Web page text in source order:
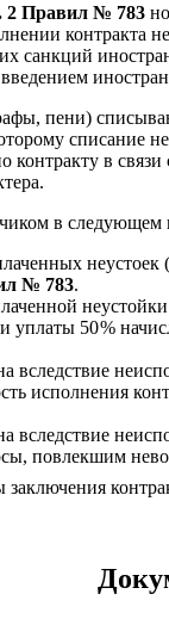
2 Правил № 783
контракта
санкций
пени)
списание
контракту в
в следующем
неустоек
№ 783.
уплаты 50 %
вследствие
исполнения
вследствие
повлекшим
заключения